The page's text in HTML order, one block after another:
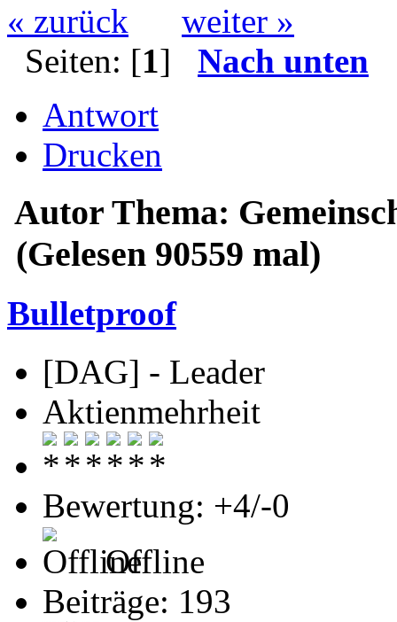
« zurück
weiter »
Seiten: [1] Nach unten
Antwort
Drucken
Autor Thema:
(Gelesen 90559 mal)
Bulletproof
[DAG] - Leader
Aktienmehrheit
Bewertung: +4/-0
Offline
Beiträge: 193